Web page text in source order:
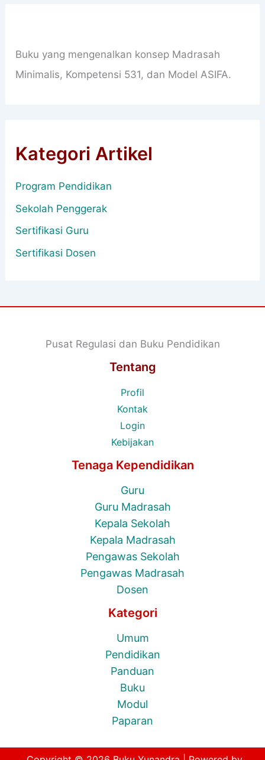
Buku yang mengenalkan konsep Madrasah
Minimalis, Kompetensi 531, dan Model ASIFA.
Kategori Artikel
Program Pendidikan
Sekolah Penggerak
Sertifikasi Guru
Sertifikasi Dosen
Pusat Regulasi dan Buku Pendidikan
Tentang
Profil
Kontak
Login
Kebijakan
Tenaga Kependidikan
Guru
Guru Madrasah
Kepala Sekolah
Kepala Madrasah
Pengawas Sekolah
Pengawas Madrasah
Dosen
Kategori
Umum
Pendidikan
Panduan
Buku
Modul
Paparan